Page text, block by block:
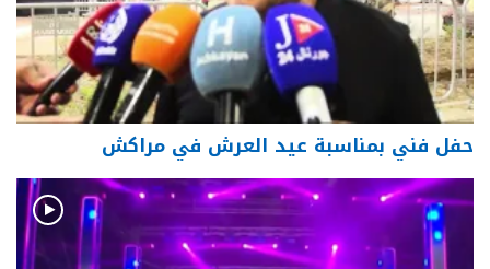
حفل فني بمناسبة عيد العرش في مراكش